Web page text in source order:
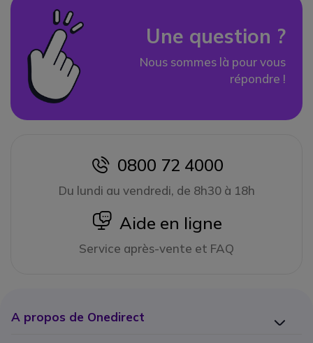
Une question ?
Nous sommes là pour vous
répondre !
icon
0800 72 4000
Du lundi au vendredi, de 8h30 à 18h
icon
Aide en ligne
Service après-vente et FAQ
A propos de Onedirect